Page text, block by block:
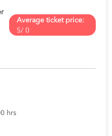
Average ticket price:
S/ 0
hrs